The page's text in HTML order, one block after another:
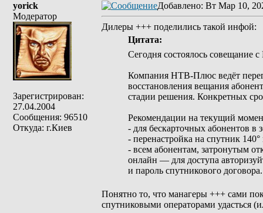
yorick
Модератор
Зарегистрирован:
27.04.2004
Сообщения: 96510
Откуда: г.Киев
Добавлено: Вт Мар 10,
Дилеры +++ поделились такой инфой:
Цитата:
Сегодня состоялось совещание
Компания НТВ‑Плюс ведёт
восстановления вещания
стадии решения. Конкретных
Рекомендации на текущий
- для бескарточных абонентов в
- перенастройка на спутник
- всем абонентам, затронутым
онлайн — для доступа
и пароль спутникового договора.
Понятно то, что манагеры +++ сами
спутниковыми операторами удасться